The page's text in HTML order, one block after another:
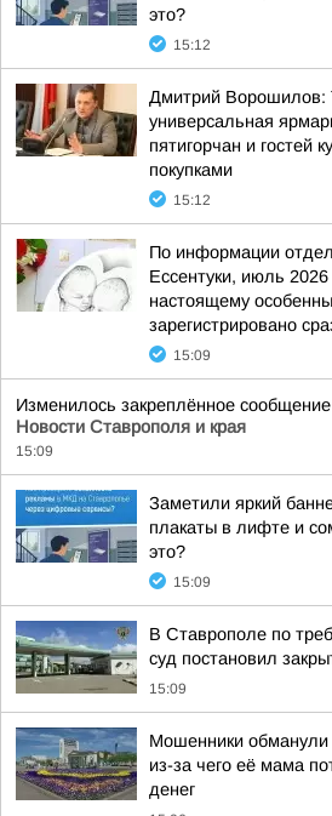
это?
15:12
Дмитрий Ворошилов:
универсальная
пятигорчан и гостей
покупками
15:12
По информации
Ессентуки, июль
настоящему
зарегистрировано
15:09
Изменилось закреплённое
Новости Ставрополя и края
15:09
Заметили яркий
плакаты в лифте и
это?
15:09
В Ставрополе по
суд постановил
15:09
Мошенники
из-за чего её мама
денег